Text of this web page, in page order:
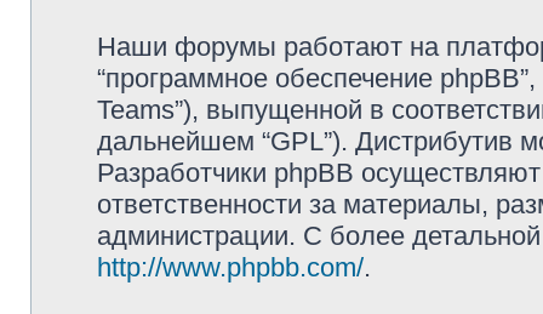
Наши форумы работают на
“программное обеспечение
Teams”), выпущенной в
дальнейшем “GPL”). Дистрибутив
Разработчики phpBB
ответственности за материалы,
администрации. С более
http://www.phpbb.com/.